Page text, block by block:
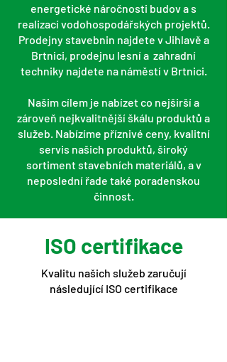
energetické náročnosti budov a s
realizací vodohospodářských projektů.
Prodejny stavebnin najdete v Jihlavě a
Brtnici, prodejnu lesní a zahradní
techniky najdete na náměstí v Brtnici.
Našim cílem je nabízet co nejširší a
zároveň nejkvalitnější škálu produktů a
služeb. Nabízíme příznivé ceny, kvalitní
servis našich produktů, široký
sortiment stavebních materiálů, a v
neposlední řade také poradenskou
činnost.
ISO certifikace
Kvalitu našich služeb zaručují
následující ISO certifikace